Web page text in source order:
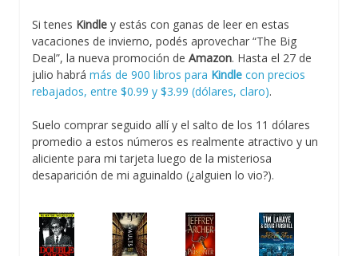
Si tenes Kindle y estás con ganas de leer en estas
vacaciones de invierno, podés aprovechar “The Big
Deal”, la nueva promoción de Amazon. Hasta el 27 de
julio habrá más de 900 libros para Kindle con precios
rebajados, entre $0.99 y $3.99 (dólares, claro).
Suelo comprar seguido allí y el salto de los 11 dólares
promedio a estos números es realmente atractivo y un
aliciente para mi tarjeta luego de la misteriosa
desaparición de mi aguinaldo (¿alguien lo vio?).